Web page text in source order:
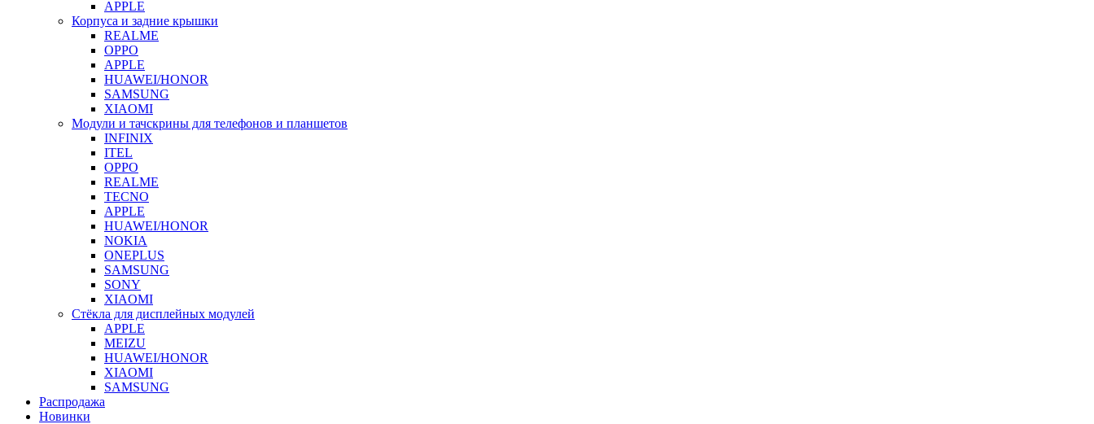
APPLE
Корпуса и задние крышки
REALME
OPPO
APPLE
HUAWEI/HONOR
SAMSUNG
XIAOMI
Модули и тачскрины для телефонов и планшетов
INFINIX
ITEL
OPPO
REALME
TECNO
APPLE
HUAWEI/HONOR
NOKIA
ONEPLUS
SAMSUNG
SONY
XIAOMI
Стёкла для дисплейных модулей
APPLE
MEIZU
HUAWEI/HONOR
XIAOMI
SAMSUNG
Распродажа
Новинки